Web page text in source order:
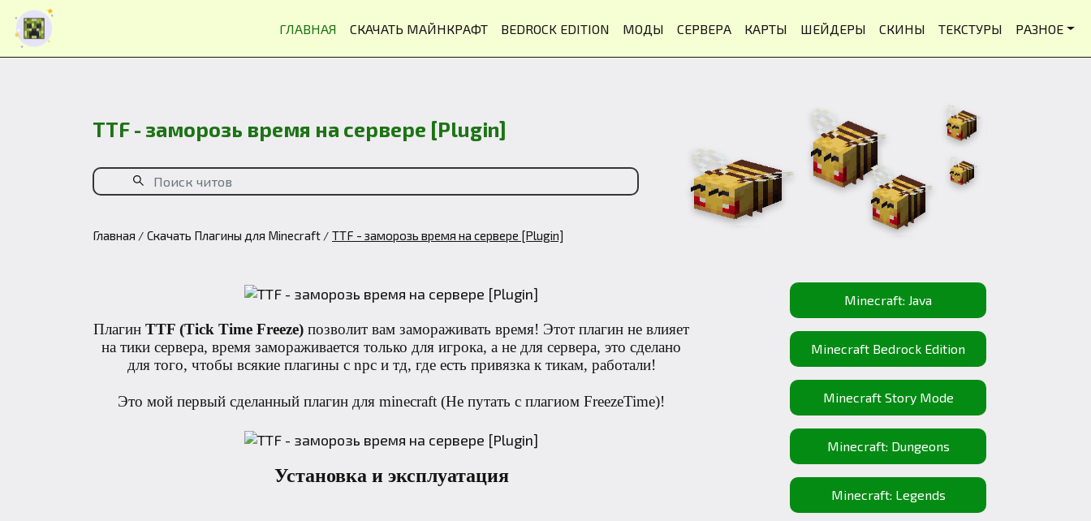
ГЛАВНАЯ СКАЧАТЬ МАЙНКРАФТ BEDROCK EDITION МОДЫ СЕРВЕРА КАРТЫ ШЕЙДЕРЫ СКИНЫ ТЕКСТУРЫ РАЗНОЕ
TTF - заморозь время на сервере [Plugin]
Главная Скачать Плагины для Minecraft TTF - заморозь время на сервере [Plugin]
Плагин TTF (Tick Time Freeze) позволит вам замораживать время! Этот плагин не влияет
на тики сервера, время замораживается только для игрока, а не для сервера, это сделано
для того, чтобы всякие плагины с npc и тд, где есть привязка к тикам, работали!
Это мой первый сделанный плагин для minecraft (Не путать с плагиом FreezeTime)!
Установка и эксплуатация
Minecraft: Java
Minecraft Bedrock Edition
Minecraft Story Mode
Minecraft: Dungeons
Minecraft: Legends